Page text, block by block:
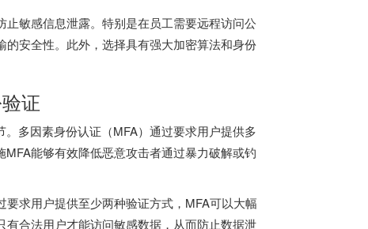
敏感信息泄露。特别是在员工需要远程访问公
安全性。此外，选择具有强大加密算法和身份
证
多因素身份认证（MFA）通过要求用户提供多
能够有效降低恶意攻击者通过暴力破解或钓
求用户提供至少两种验证方式，MFA可以大幅
合法用户才能访问敏感数据，从而防止数据泄